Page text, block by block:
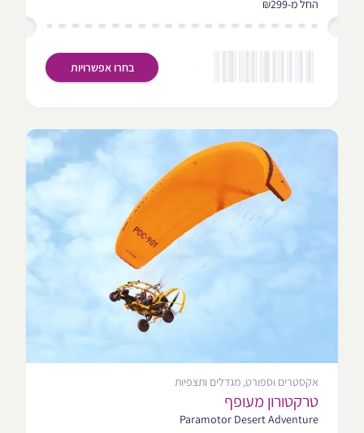
החל מ-₪299
בחרו אפשרויות
אקסטרים וספורט, מגדלים ותצפיות
טרקטורון מעופף
Paramotor Desert Adventure